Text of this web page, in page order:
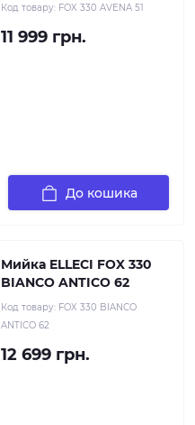
Код товару: FOX 330 AVENA 51
11 999 грн.
До кошика
Мийка ELLECI FOX 330
BIANCO ANTICO 62
Код товару: FOX 330 BIANCO
ANTICO 62
12 699 грн.